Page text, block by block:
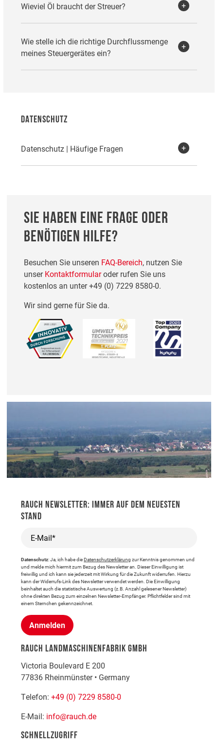
Wieviel Öl braucht der Streuer?
Wie stelle ich die richtige Durchflussmenge
meines Steuergerätes ein?
DATENSCHUTZ
Datenschutz | Häufige Fragen
SIE HABEN EINE FRAGE ODER
BENÖTIGEN HILFE?
Besuchen Sie unseren FAQ-Bereich, nutzen Sie
unserKontaktformularoder rufen Sie uns
kostenlos an unter+49 (0) 7229 8580-0.
Wir sind gerne für Sie da.
RAUCH NEWSLETTER: IMMER AUF DEM NEUESTEN
STAND
E-Mail*
Datenschutz: Ja, ich habe dieDatenschutzerklärung zur Kenntnis genommen und
und melde mich hiermit zum Bezug des Newsletter an. Dieser Einwilligung ist
freiwillig und ich kann sie jederzeit mit Wirkung für die Zukunft widerrufen. Hierzu
kann der Widerrufs-Link des Newsletter verwendet werden. Die Einwilligung
beinhaltet auch die statistische Auswertung (z.B. Anzahl gelesener Newsletter)
ohne direkten Bezug zum einzelnen Newsletter-Empfänger. Pflichtfelder sind mit
einem Sternchen gekennzeichnet.
Anmelden
RAUCH LANDMASCHINENFABRIK GMBH
Victoria Boulevard E 200
77836 Rheinmünster• Germany
Telefon:+49 (0) 7229 8580-0
E-Mail: info@rauch.de
SCHNELLZUGRIFF